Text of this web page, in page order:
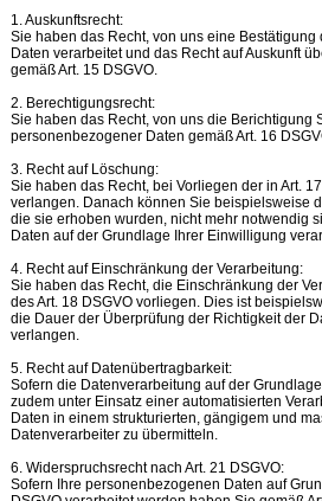
1. Auskunftsrecht:
Sie haben das Recht, von uns eine
Daten verarbeitet und das Recht auf Auskunft
gemäß Art. 15 DSGVO.
2. Berechtigungsrecht:
Sie haben das Recht, von uns die Berichtigung
personenbezogener Daten gemäß Art. 16
3. Recht auf Löschung:
Sie haben das Recht, bei Vorliegen der in Art.
verlangen. Danach können Sie beispielsweise
die sie erhoben wurden, nicht mehr notwendig
Daten auf der Grundlage Ihrer Einwilligung
4. Recht auf Einschränkung der Verarbeitung:
Sie haben das Recht, die Einschränkung der
des Art. 18 DSGVO vorliegen. Dies ist
die Dauer der Überprüfung der Richtigkeit der
verlangen.
5. Recht auf Datenübertragbarkeit:
Sofern die Datenverarbeitung auf der
zudem unter Einsatz einer automatisierten
Daten in einem strukturierten, gängigem und
Datenverarbeiter zu übermitteln.
6. Widerspruchsrecht nach Art. 21 DSGVO:
Sofern Ihre personenbezogenen Daten auf